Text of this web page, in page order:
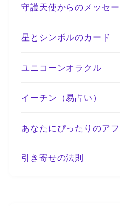
守護天使からのメッセ
星とシンボルのカード
ユニコーンオラクル
イーチン（易占い）
あなたにぴったりのア
引き寄せの法則